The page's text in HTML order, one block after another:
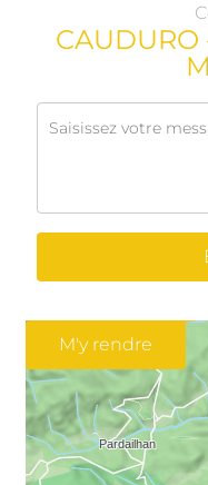
CAUDURO
M'y rendre